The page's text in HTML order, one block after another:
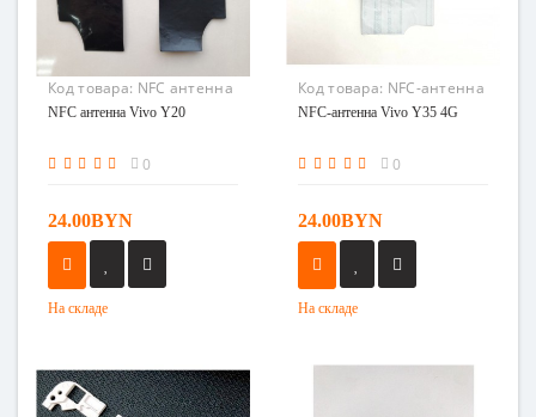
Код товара: NFC антенна
Vivo Y20
NFC антенна Vivo Y20
0
24.00BYN
На складе
Код товара: NFC-антенна
Vivo Y35 4G
NFC-антенна Vivo Y35 4G
0
24.00BYN
На складе